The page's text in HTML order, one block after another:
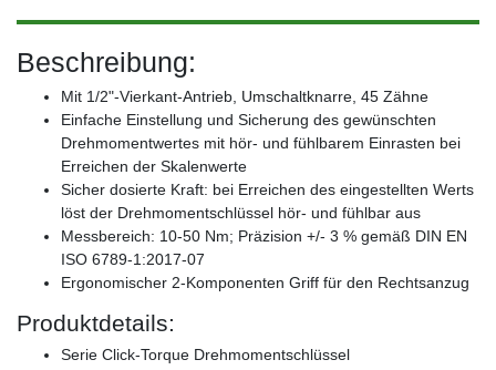
Beschreibung:
Mit 1/2"-Vierkant-Antrieb, Umschaltknarre, 45 Zähne
Einfache Einstellung und Sicherung des gewünschten
Drehmomentwertes mit hör- und fühlbarem Einrasten bei
Erreichen der Skalenwerte
Sicher dosierte Kraft: bei Erreichen des eingestellten Werts
löst der Drehmomentschlüssel hör- und fühlbar aus
Messbereich: 10-50 Nm; Präzision +/- 3 % gemäß DIN EN
ISO 6789-1:2017-07
Ergonomischer 2-Komponenten Griff für den Rechtsanzug
Produktdetails:
Serie Click-Torque Drehmomentschlüssel